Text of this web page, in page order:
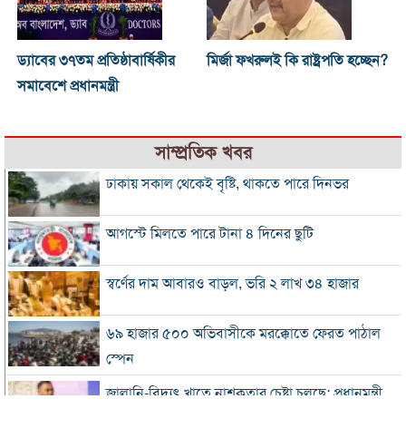
ড্যাবের ৩৭তম প্রতিষ্ঠাবার্ষিকীর
সমাবেশে প্রধানমন্ত্রী
মির্জা ফখরুলই কি রাষ্ট্রপতি হচ্ছেন?
সাম্প্রতিক খবর
ঢাকায় সকাল থেকেই বৃষ্টি, থাকতে পারে দিনভর
আগস্টে মিলতে পারে টানা ৪ দিনের ছুটি
স্বর্ণের দাম আবারও বাড়ল, ভরি ২ লাখ ৩৪ হাজার
৬৯ হাজার ৫০০ অভিবাসীকে মরক্কোতে ফেরত পাঠাল
স্পেন
জ্বালানি-বিদ্যুৎ খাতে নাশকতার চেষ্টা চলছে: প্রধানমন্ত্রী